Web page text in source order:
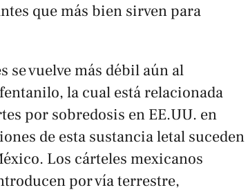
que más bien sirven para
se vuelve más débil aún al
la cual está relacionada
por sobredosis en EE.UU. en
de esta sustancia letal suceden
Los cárteles mexicanos
por vía terrestre,